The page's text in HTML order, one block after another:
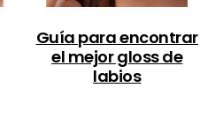
Guía para encontrar
el mejor gloss de
labios